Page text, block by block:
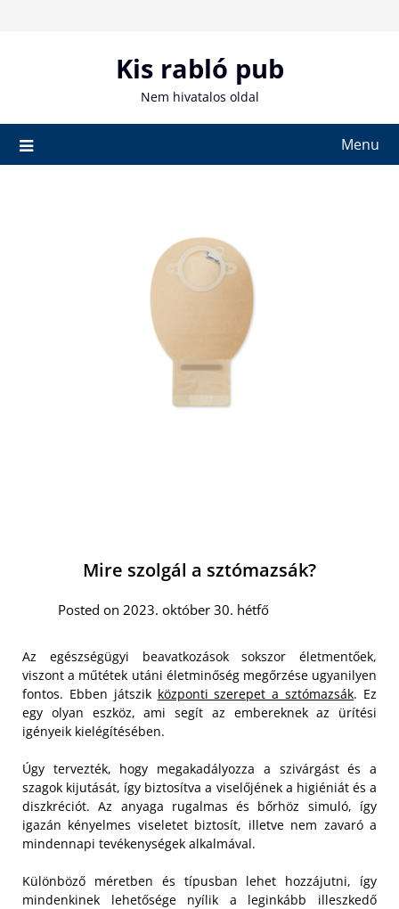
Kis rabló pub
Nem hivatalos oldal
Menu
Mire szolgál a sztómazsák?
Posted on 2023. október 30. hétfő
Az egészségügyi beavatkozások sokszor életmentőek,
viszont a műtétek utáni életminőség megőrzése ugyanilyen
fontos. Ebben játszik központi szerepet a sztómazsák. Ez
egy olyan eszköz, ami segít az embereknek az ürítési
igényeik kielégítésében.
Úgy tervezték, hogy megakadályozza a szivárgást és a
szagok kijutását, így biztosítva a viselőjének a higiéniát és a
diszkréciót. Az anyaga rugalmas és bőrhöz simuló, így
igazán kényelmes viseletet biztosít, illetve nem zavaró a
mindennapi tevékenységek alkalmával.
Különböző méretben és típusban lehet hozzájutni, így
mindenkinek lehetősége nyílik a leginkább illeszkedő